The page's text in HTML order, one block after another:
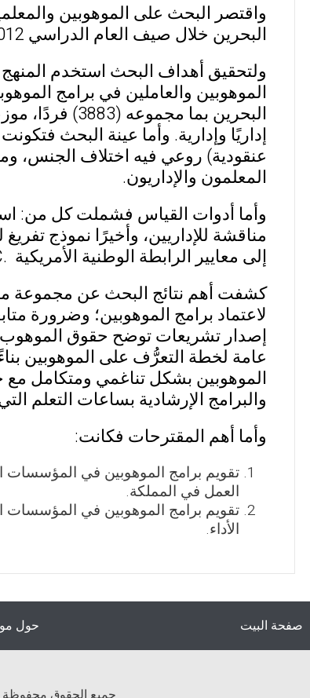
واقتصر البحث على الموهوبين
البحرين خلال صيف العام الدراسي 2012 م.
ولتحقيق أهداف البحث استخدم
الموهوبين والعاملين في برامج
عنقودية) روعي فيه اختلاف الجنس،
المعلمون والإداريون.
وأما أدوات القياس فشملت كل من:
مناقشة للإداريين، وأخيرًا نموذج
إلى معايير الرابطة الوطنية الأمريكية .NAGC
كشفت أهم نتائج البحث عن مجموعة
لاعتماد برامج الموهوبين؛ وضرورة
إصدار تشريعات توضح حقوق الموهوب
عامة لخطة التعرُّف على الموهوبين
الموهوبين بشكل تناغمي ومتكامل مع
والبرامج الإرشادية بساعات التعلم
وأما أهم المقترحات فكانت:
تقويم برامج الموهوبين في المؤسسات
العمل في المملكة.
تقويم برامج الموهوبين في المؤسسات
الأداء.
صفحة البيت حول